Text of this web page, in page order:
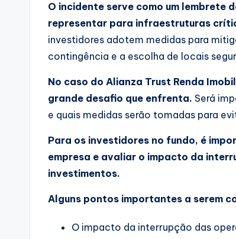
O incidente serve como um lembrete
representar para infraestruturas
investidores adotem medidas para
contingência e a escolha de locais
No caso do Alianza Trust Renda
grande desafio que enfrenta. Será
e quais medidas serão tomadas para
Para os investidores no fundo, é
empresa e avaliar o impacto da
investimentos.
Alguns pontos importantes a serem
O impacto da interrupção das